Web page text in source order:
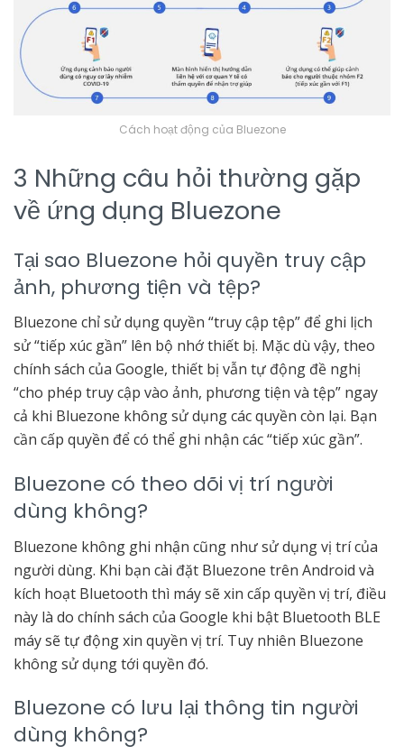
Cách hoạt động của Bluezone
3 Những câu hỏi thường gặp
về ứng dụng Bluezone
Tại sao Bluezone hỏi quyền truy cập
ảnh, phương tiện và tệp?
Bluezone chỉ sử dụng quyền “truy cập tệp” để ghi lịch
sử “tiếp xúc gần” lên bộ nhớ thiết bị. Mặc dù vậy, theo
chính sách của Google, thiết bị vẫn tự động đề nghị
“cho phép truy cập vào ảnh, phương tiện và tệp” ngay
cả khi Bluezone không sử dụng các quyền còn lại. Bạn
cần cấp quyền để có thể ghi nhận các “tiếp xúc gần”.
Bluezone có theo dõi vị trí người
dùng không?
Bluezone không ghi nhận cũng như sử dụng vị trí của
người dùng. Khi bạn cài đặt Bluezone trên Android và
kích hoạt Bluetooth thì máy sẽ xin cấp quyền vị trí, điều
này là do chính sách của Google khi bật Bluetooth BLE
máy sẽ tự động xin quyền vị trí. Tuy nhiên Bluezone
không sử dụng tới quyền đó.
Bluezone có lưu lại thông tin người
dùng không?